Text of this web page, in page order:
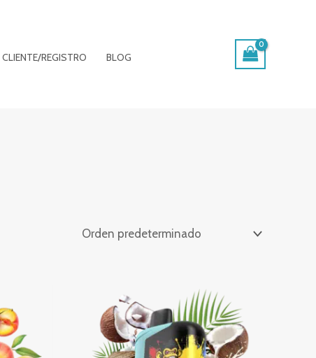
CLIENTE/REGISTRO BLOG